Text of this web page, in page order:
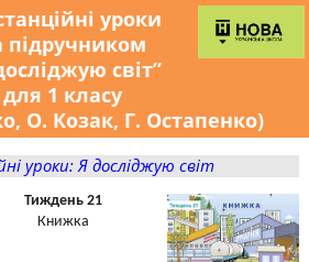
уроки
підручником
світ”
для 1 класу
О. Козак, Г. Остапенко)
уроки: Я досліджую світ
Тиждень 21
Книжка